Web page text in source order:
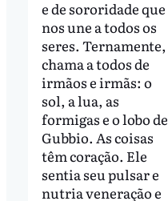
e de sororidade que
nos une a todos os
seres. Ternamente,
chama a todos de
irmãos e irmãs: o
sol, a lua, as
formigas e o lobo de
Gubbio. As coisas
têm coração. Ele
sentia seu pulsar e
nutria veneração e